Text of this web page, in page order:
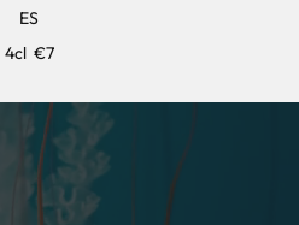
ES
4cl €7